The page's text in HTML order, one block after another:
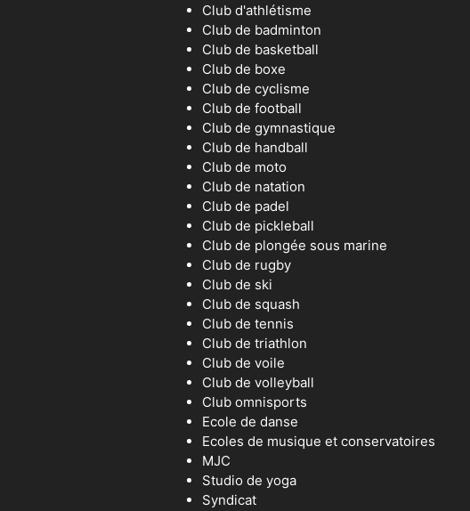
Club d'athlétisme
Club de badminton
Club de basketball
Club de boxe
Club de cyclisme
Club de football
Club de gymnastique
Club de handball
Club de moto
Club de natation
Club de padel
Club de pickleball
Club de plongée sous marine
Club de rugby
Club de ski
Club de squash
Club de tennis
Club de triathlon
Club de voile
Club de volleyball
Club omnisports
Ecole de danse
Ecoles de musique et conservatoires
MJC
Studio de yoga
Syndicat